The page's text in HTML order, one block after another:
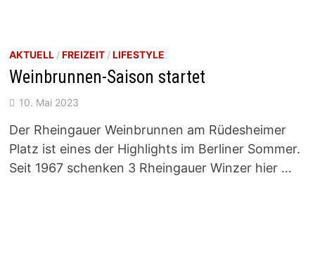
AKTUELL/FREIZEIT/LIFESTYLE
Weinbrunnen-Saison startet
10. Mai 2023
Der Rheingauer Weinbrunnen am Rüdesheimer
Platz ist eines der Highlights im Berliner Sommer.
Seit 1967 schenken 3 Rheingauer Winzer hier …